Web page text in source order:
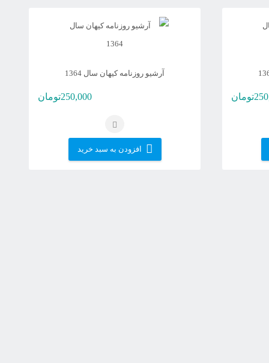
تومان
آرشیو روزنامه کیهان سال 1364
250,000تومان
افزودن به سبد خرید